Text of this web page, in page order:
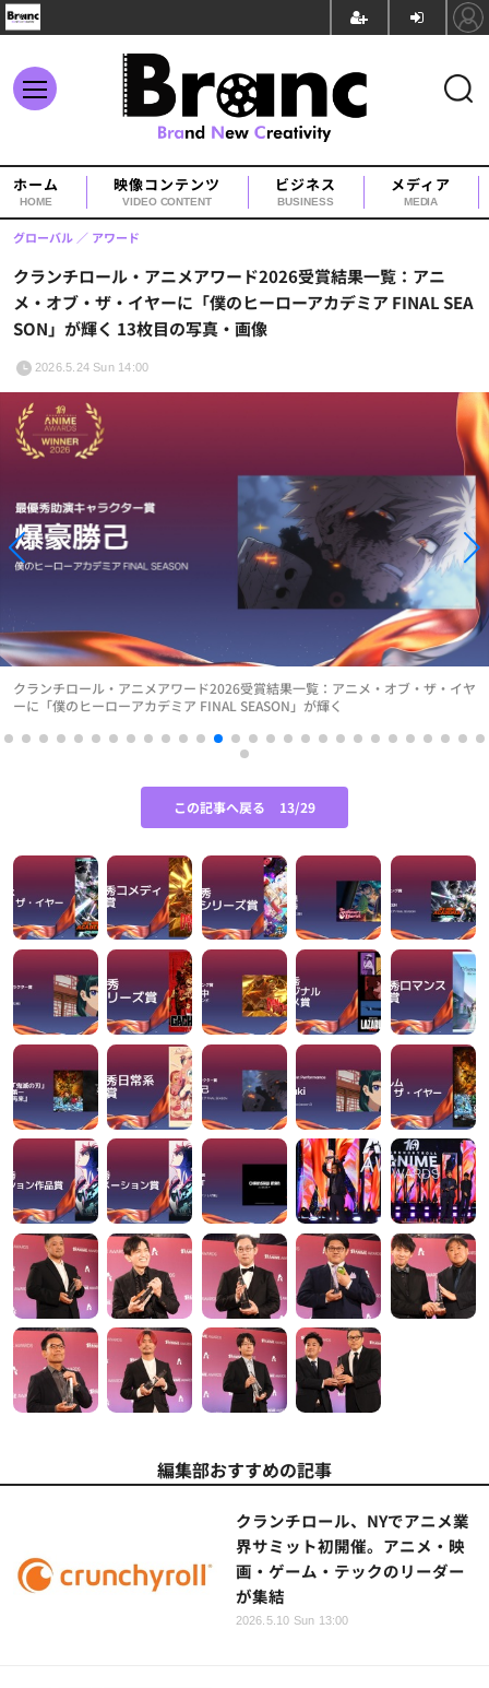
ホーム
HOME
映像コンテンツ
VIDEO CONTENT
ビジネス
BUSINESS
メディア
MEDIA
クランチロール・アニメアワード2026受賞結果一覧：アニ
メ・オブ・ザ・イヤーに「僕のヒーローアカデミア FINAL SEA
SON」が輝く 13枚目の写真・画像
グローバル アワード
2026.5.24 Sun 14:00
クランチロール・アニメアワード2026受賞結果一覧：アニメ・オブ・ザ・イヤ
ーに「僕のヒーローアカデミア FINAL SEASON」が輝く
この記事へ戻る 13/29
編集部おすすめの記事
クランチロール、NYでアニメ業
界サミット初開催。アニメ・映
画・ゲーム・テックのリーダー
が集結
2026.5.10 Sun 13:00